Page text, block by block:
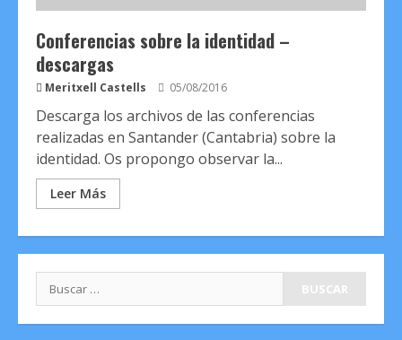
Conferencias sobre la identidad –
descargas
Meritxell Castells 05/08/2016
Descarga los archivos de las conferencias
realizadas en Santander (Cantabria) sobre la
identidad. Os propongo observar la...
Leer Más
Buscar: